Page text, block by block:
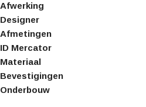
Afwerking
Designer
Afmetingen
ID Mercator
Materiaal
Bevestigingen
Onderbouw